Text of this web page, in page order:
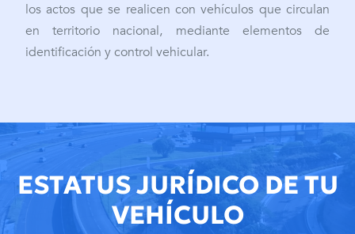
los actos que se realicen con vehículos que circulan
en territorio nacional, mediante elementos de
identificación y control vehicular.
ESTATUS JURÍDICO DE TU
VEHÍCULO